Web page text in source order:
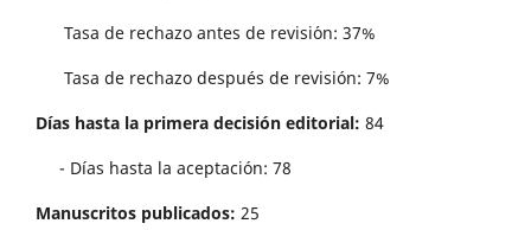
Tasa de rechazo antes de revisi´on: 37%
Tasa de rechazo después de revisión: 7%
Días hasta la primera decisión editorial: 84
- Días hasta la aceptación: 78
Manuscritos publicados: 25